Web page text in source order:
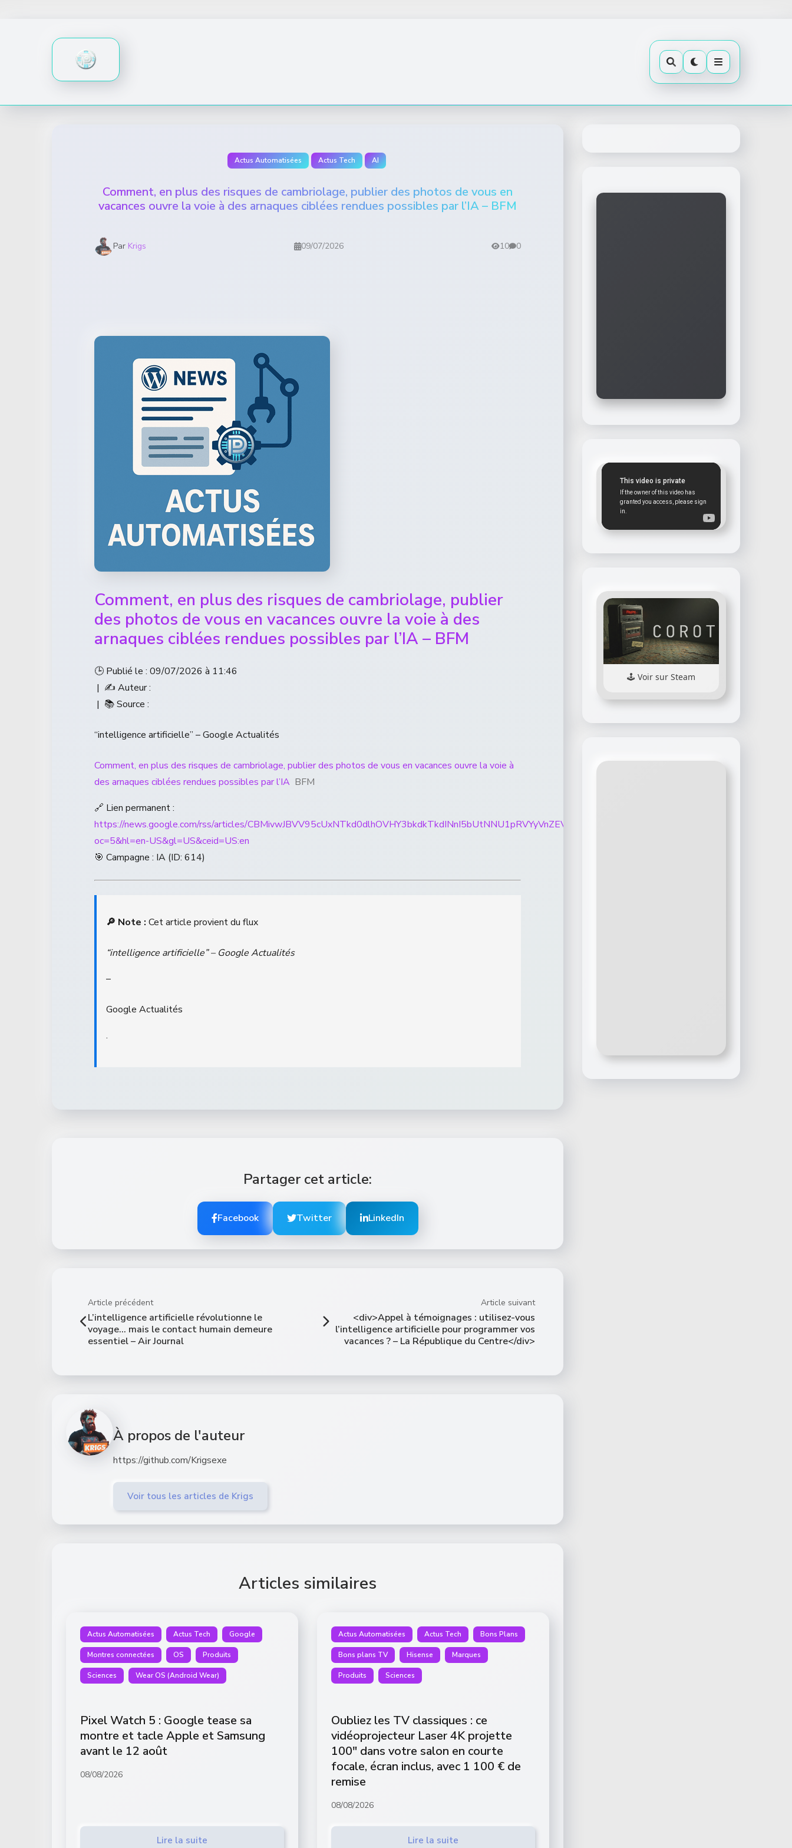
Actus Automatisées Actus Tech AI
Comment, en plus des risques de cambriolage, publier des photos de vous en
vacances ouvre la voie à des arnaques ciblées rendues possibles par l’IA – BFM
Par Krigs 09/07/2026 10 0
Comment, en plus des risques de cambriolage, publier
des photos de vous en vacances ouvre la voie à des
arnaques ciblées rendues possibles par l’IA – BFM
🕒 Publié le : 09/07/2026 à 11:46
| ✍️ Auteur :
| 📚 Source :
“intelligence artificielle” – Google Actualités
Comment, en plus des risques de cambriolage, publier des photos de vous en vacances ouvre la voie à
des arnaques ciblées rendues possibles par l’IA BFM
🔗 Lien permanent :
https://news.google.com/rss/articles/
oc=5&hl=en-US&gl=US&ceid=US:en
🎯 Campagne : IA (ID: 614)
🔎 Note : Cet article provient du flux
“intelligence artificielle” – Google Actualités
–
Google Actualités
.
Partager cet article:
Facebook Twitter LinkedIn
Article précédent
L’intelligence artificielle révolutionne le
voyage… mais le contact humain demeure
essentiel – Air Journal
Article suivant
<div>Appel à témoignages : utilisez-vous
l’intelligence artificielle pour programmer vos
vacances ? – La République du Centre</div>
À propos de l'auteur
https://github.com/Krigsexe
Voir tous les articles de Krigs
Articles similaires
Actus Automatisées Actus Tech Google
Montres connectées OS Produits
Sciences Wear OS (Android Wear)
Pixel Watch 5 : Google tease sa
montre et tacle Apple et Samsung
avant le 12 août
08/08/2026
Lire la suite
Actus Automatisées Actus Tech Bons Plans
Bons plans TV Hisense Marques
Produits Sciences
Oubliez les TV classiques : ce
vidéoprojecteur Laser 4K projette
100″ dans votre salon en courte
focale, écran inclus, avec 1 100 € de
remise
08/08/2026
Lire la suite
Voir sur Steam